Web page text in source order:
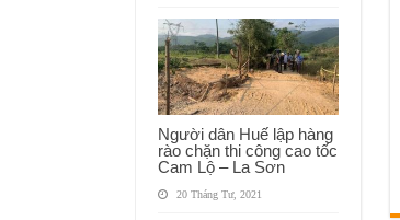
Người dân Huế lập hàng
rào chặn thi công cao tốc
Cam Lộ – La Sơn
20 Tháng Tư, 2021